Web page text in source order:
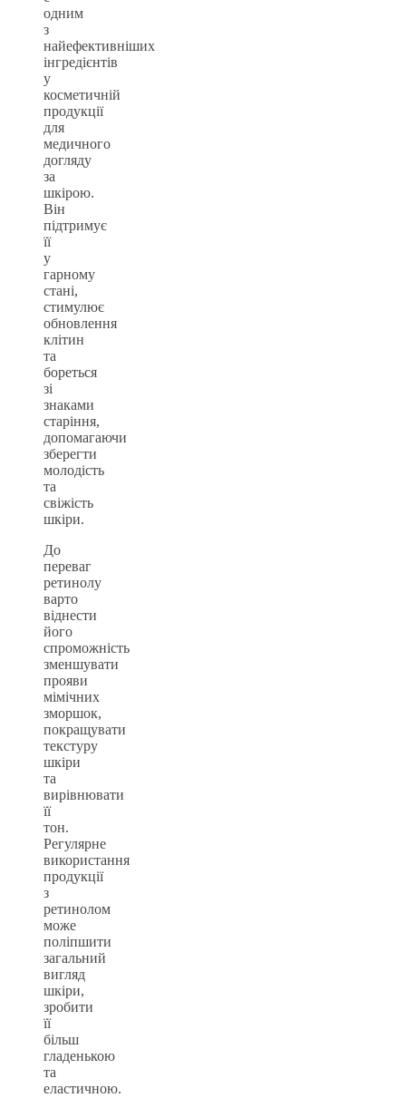
одним
з
найефективніших
інгредієнтів
у
косметичній
продукції
для
медичного
догляду
за
шкірою.
Він
підтримує
її
у
гарному
стані,
стимулює
обновлення
клітин
та
бореться
зі
знаками
старіння,
допомагаючи
зберегти
молодість
та
свіжість
шкіри.
До
переваг
ретинолу
варто
віднести
його
спроможність
зменшувати
прояви
мімічних
зморшок,
покращувати
текстуру
шкіри
та
вирівнювати
її
тон.
Регулярне
використання
продукції
з
ретинолом
може
поліпшити
загальний
вигляд
шкіри,
зробити
її
більш
гладенькою
та
еластичною.